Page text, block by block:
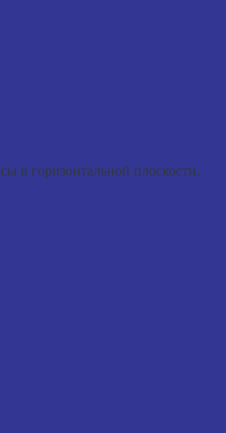
в горизонтальной плоскости.